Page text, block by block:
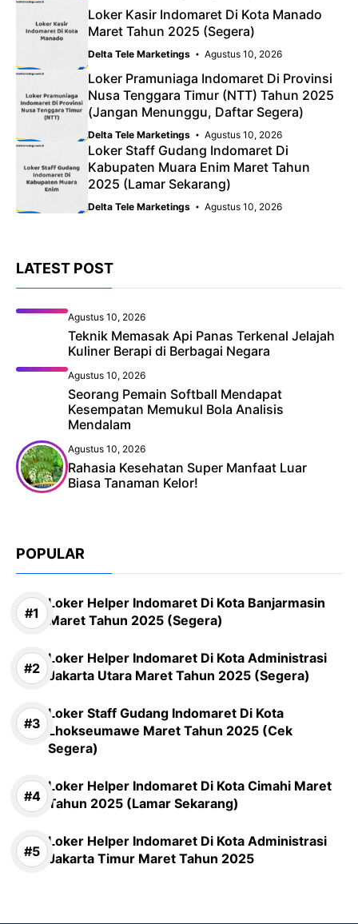
Loker Kasir Indomaret Di Kota Manado
Maret Tahun 2025 (Segera)
Delta Tele Marketings Agustus 10, 2026
Loker Pramuniaga Indomaret Di Provinsi
Nusa Tenggara Timur (NTT) Tahun 2025
(Jangan Menunggu, Daftar Segera)
Delta Tele Marketings Agustus 10, 2026
Loker Staff Gudang Indomaret Di
Kabupaten Muara Enim Maret Tahun
2025 (Lamar Sekarang)
Delta Tele Marketings Agustus 10, 2026
LATEST POST
Agustus 10, 2026
Teknik Memasak Api Panas Terkenal Jelajah
Kuliner Berapi di Berbagai Negara
Agustus 10, 2026
Seorang Pemain Softball Mendapat
Kesempatan Memukul Bola Analisis
Mendalam
Agustus 10, 2026
Rahasia Kesehatan Super Manfaat Luar
Biasa Tanaman Kelor!
POPULAR
Loker Helper Indomaret Di Kota Banjarmasin
Maret Tahun 2025 (Segera)
Loker Helper Indomaret Di Kota Administrasi
Jakarta Utara Maret Tahun 2025 (Segera)
Loker Staff Gudang Indomaret Di Kota
Lhokseumawe Maret Tahun 2025 (Cek
Segera)
Loker Helper Indomaret Di Kota Cimahi Maret
Tahun 2025 (Lamar Sekarang)
Loker Helper Indomaret Di Kota Administrasi
Jakarta Timur Maret Tahun 2025